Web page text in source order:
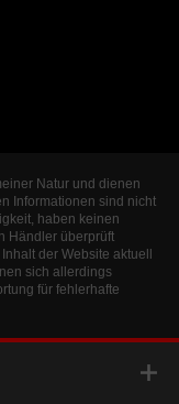
Natur und dienen
Informationen sind nicht
haben keinen
Händler überprüft
der Website aktuell
sich allerdings
für fehlerhafte